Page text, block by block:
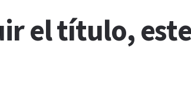
el título, este